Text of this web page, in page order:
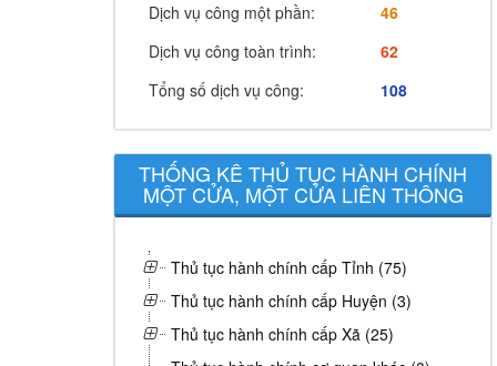
Dịch vụ công một phần:
46
Dịch vụ công toàn trình:
62
Tổng số dịch vụ công:
108
THỐNG KÊ THỦ TỤC HÀNH CHÍNH
MỘT CỬA, MỘT CỬA LIÊN THÔNG
Thủ tục hành chính cấp Tỉnh (75)
Thủ tục hành chính cấp Huyện (3)
Thủ tục hành chính cấp Xã (25)